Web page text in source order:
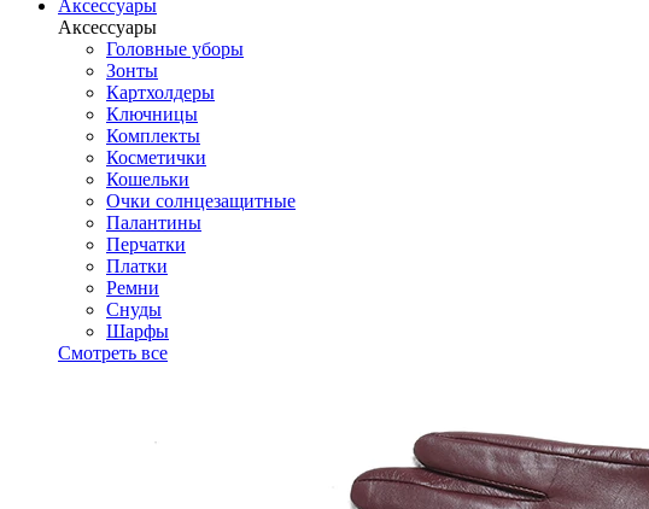
Аксессуары
Аксессуары
Головные уборы
Зонты
Картхолдеры
Ключницы
Комплекты
Косметички
Кошельки
Очки солнцезащитные
Палантины
Перчатки
Платки
Ремни
Снуды
Шарфы
Смотреть все